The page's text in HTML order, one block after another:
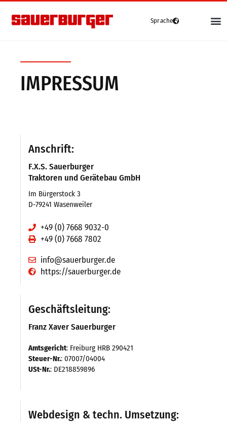
Fahrzeuge
Grip4-70
Grip4-140
e-grip
Gebrauchte
Anbaugeräte
Bodenbearbeitung
Mähwerke
Deutschland
Sprache
IMPRESSUM
Anschrift:
F.X.S. Sauerburger
Traktoren und Gerätebau GmbH
Im Bürgerstock 3
D-79241 Wasenweiler
+49 (0) 7668 9032-0
+49 (0) 7668 7802
info@sauerburger.de
https://sauerburger.de
Geschäftsleitung:
Franz Xaver Sauerburger
Amtsgericht: Freiburg HRB 290421
Steuer-Nr.: 07007/04004
USt-Nr.: DE218859896
Webdesign & techn. Umsetzung: